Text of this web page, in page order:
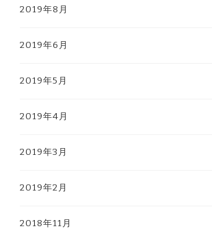
2019年8月
2019年6月
2019年5月
2019年4月
2019年3月
2019年2月
2018年11月